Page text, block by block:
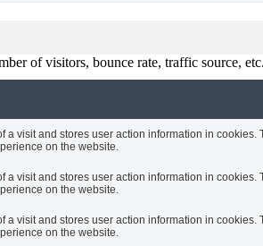
of visitors, bounce rate, traffic source, etc.
a visit and stores user action information in cookies.
on the website.
a visit and stores user action information in cookies.
on the website.
a visit and stores user action information in cookies.
on the website.